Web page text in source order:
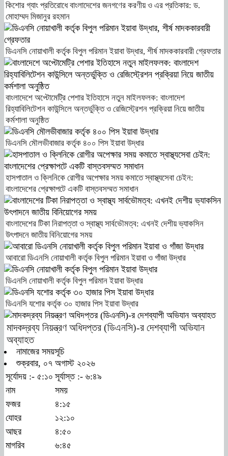
কিশোর গ্যাং প্রতিরোধে বাংলাদেশের জনগণের করণীয় ও এর প্রতিকার: ড.
মোহাম্মদ মিজানুর রহমান
ডিএনসি নোয়াখালী কর্তৃক বিপুল পরিমান ইয়াবা উদ্ধার, শীর্ষ মাদককারবারী গ্রেফতার
বাংলাদেশে অপ্টোমেট্রি পেশার ইতিহাসে নতুন মাইলফলক: বাংলাদেশ
রিহ্যাবিলিটেশন কাউন্সিলে অন্তর্ভুক্তি ও রেজিস্ট্রেশন প্রক্রিয়া নিয়ে জাতীয়
কর্মশালা অনুষ্ঠিত
ডিএনসি মৌলভীবাজার কর্তৃক ৪০০ পিস ইয়াবা উদ্ধার
হাসপাতাল ও ক্লিনিকে রোগীর অপেক্ষার সময় কমাতে স্বাস্থ্যসেবা চেইন:
বাংলাদেশের প্রেক্ষাপটে একটি বাস্তবসম্মত সমাধান
বাংলাদেশের টিকা নিরাপত্তা ও স্বাস্থ্য সার্বভৌমত্ব: এখনই দেশীয় ভ্যাকসিন
উৎপাদনে জাতীয় বিনিয়োগের সময়
আবারো ডিএনসি নোয়াখালী কর্তৃক বিপুল পরিমান ইয়াবা ও গাঁজা উদ্ধার
ডিএনসি নোয়াখালী কর্তৃক বিপুল পরিমান ইয়াবা উদ্ধার
ডিএনসি যশোর কর্তৃক ৩০ হাজার পিস ইয়াবা উদ্ধার
মাদকদ্রব্য নিয়ন্ত্রণ অধিদপ্তর (ডিএনসি)-র দেশব্যাপী অভিযান
অব্যাহত
নামাজের সময়সূচি
শুক্রবার, ০৭ অগাস্ট ২০২৬
সূর্যোদয় :- ৫:১০ সূর্যাস্ত :- ৬:৪৯
নাম
সময়
ফজর
৪:১৫
যোহর
১২:১০
আছর
৪:৫০
মাগরিব
৬:৪৫